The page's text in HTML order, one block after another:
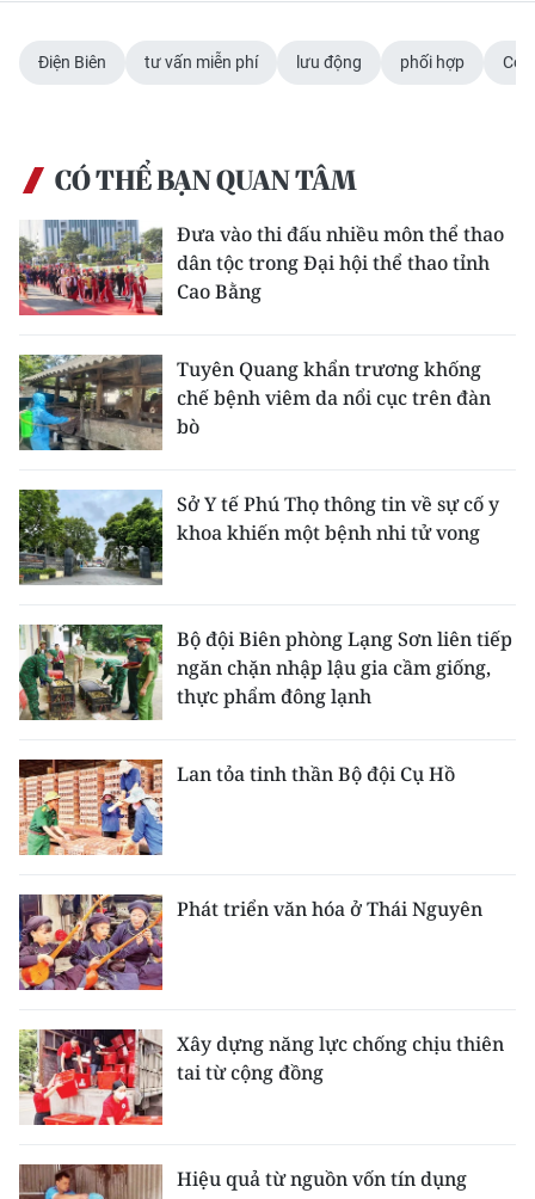
Điện Biên tư vấn miễn phí lưu động phối hợp
CÓ THỂ BẠN QUAN TÂM
Đưa vào thi đấu nhiều môn thể thao
dân tộc trong Đại hội thể thao tỉnh
Cao Bằng
Tuyên Quang khẩn trương khống
chế bệnh viêm da nổi cục trên đàn
bò
Sở Y tế Phú Thọ thông tin về sự cố y
khoa khiến một bệnh nhi tử vong
Bộ đội Biên phòng Lạng Sơn liên tiếp
ngăn chặn nhập lậu gia cầm giống,
thực phẩm đông lạnh
Lan tỏa tinh thần Bộ đội Cụ Hồ
Phát triển văn hóa ở Thái Nguyên
Xây dựng năng lực chống chịu thiên
tai từ cộng đồng
Hiệu quả từ nguồn vốn tín dụng